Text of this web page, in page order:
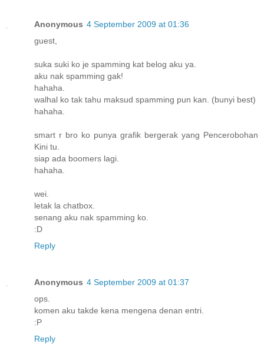
Anonymous 4 September 2009 at 01:36
guest,
suka suki ko je spamming kat belog aku ya.
aku nak spamming gak!
hahaha.
walhal ko tak tahu maksud spamming pun kan. (bunyi best)
hahaha.
smart r bro ko punya grafik bergerak yang Pencerobohan
Kini tu.
siap ada boomers lagi.
hahaha.
wei.
letak la chatbox.
senang aku nak spamming ko.
:D
Reply
Anonymous 4 September 2009 at 01:37
ops.
komen aku takde kena mengena denan entri.
:P
Reply